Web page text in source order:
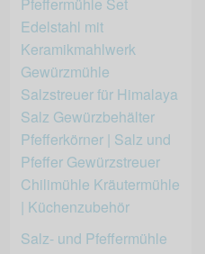
Salz- und Pfeffermühle